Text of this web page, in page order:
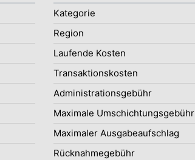
Kategorie
Region
Laufende Kosten
Transaktionskosten
Administrationsgebühr
Maximale Umschichtungsgebühr
Maximaler Ausgabeaufschlag
Rücknahmegebühr